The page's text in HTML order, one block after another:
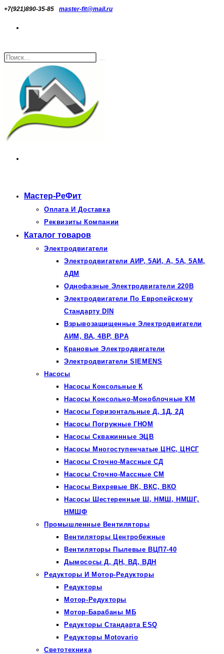
Перейти
+7(921)890-35-85 master-fit@mail.ru
Поиск
сайте
Мастер-РеФит
Оплата И Доставка
Реквизиты Компании
Каталог товаров
Электродвигатели
Электродвигатели АИР, 5АИ, А, 5А, 5АМ,
АДМ
Однофазные Электродвигатели 220В
Электродвигатели По Европейскому
Стандарту DIN
Взрывозащищенные Электродвигатели
АИМ, ВА, 4ВР, ВРА
Крановые Электродвигатели
Электродвигатели SIEMENS
Насосы
Насосы Консольные К
Насосы Консольно-Моноблочные КМ
Насосы Горизонтальные Д, 1Д, 2Д
Насосы Погружные ГНОМ
Насосы Скважинные ЭЦВ
Насосы Многоступенчатые ЦНС, ЦНСГ
Насосы Сточно-Массные СД
Насосы Сточно-Массные СМ
Насосы Вихревые ВК, ВКС, ВКО
Насосы Шестеренные Ш, НМШ, НМШГ,
НМШФ
Промышленные Вентиляторы
Вентиляторы Центробежные
Вентиляторы Пылевые ВЦП7-40
Дымососы Д, ДН, ВД, ВДН
Редукторы И Мотор-Редукторы
Редукторы
Мотор-Редукторы
Мотор-Барабаны МБ
Редукторы Стандарта ESQ
Редукторы Motovario
Светотехника